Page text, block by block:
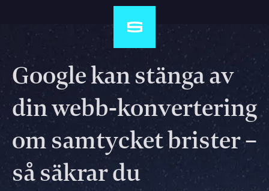
Google kan stänga av
din webb-konvertering
om samtycket brister –
så säkrar du